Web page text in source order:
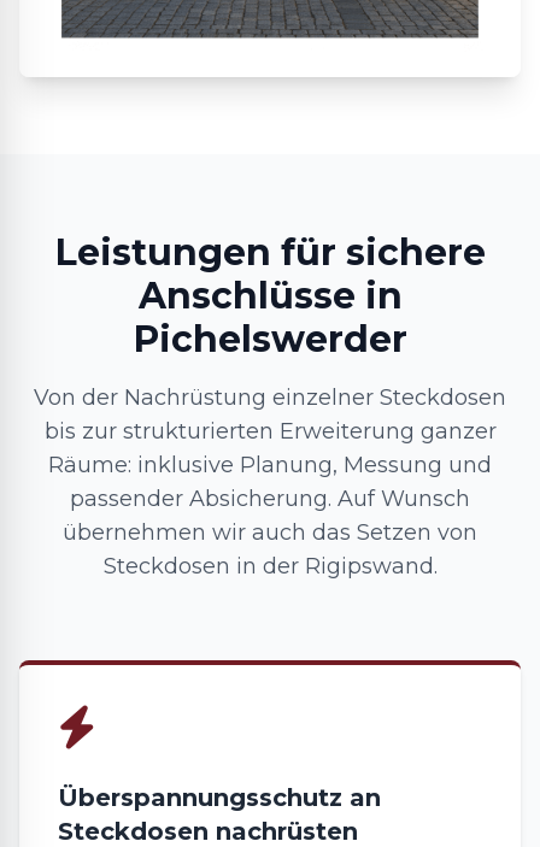
Leistungen für sichere
Anschlüsse in
Pichelswerder
Von der Nachrüstung einzelner Steckdosen
bis zur strukturierten Erweiterung ganzer
Räume: inklusive Planung, Messung und
passender Absicherung. Auf Wunsch
übernehmen wir auch das Setzen von
Steckdosen in der Rigipswand.
Überspannungsschutz an
Steckdosen nachrüsten